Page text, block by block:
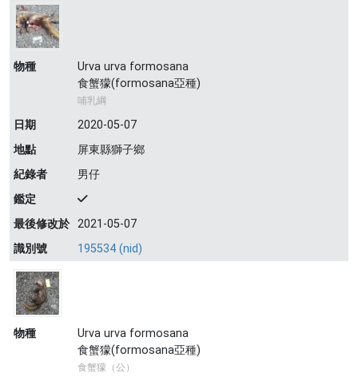
物種
Urva urva formosana
食蟹獴(formosana亞種)
哺乳綱
日期
2020-05-07
地點
屏東縣獅子鄉
紀錄者
男仔
鑑定
最後修改於 2021-05-07
識別號
195534 (nid)
物種
Urva urva formosana
食蟹獴(formosana亞種)
食蟹獴（公）